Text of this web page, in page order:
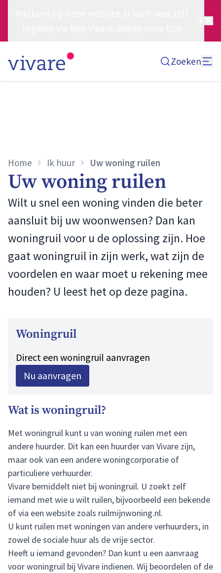
Zoeken
Home Ik huur Uw woning ruilen
Uw woning ruilen
Wilt u snel een woning vinden die beter
aansluit bij uw woonwensen? Dan kan
woningruil voor u de oplossing zijn. Hoe
gaat woningruil in zijn werk, wat zijn de
voordelen en waar moet u rekening mee
houden? U leest het op deze pagina.
Woningruil
Direct een woningruil aanvragen
Nu aanvragen
Wat is woningruil?
Met woningruil kunt u van woning ruilen met een
andere huurder. Dit kan een huurder van Vivare zijn,
maar ook van een andere woningcorporatie of
particuliere verhuurder.
Vivare bemiddelt niet bij woningruil. U zoekt zelf
iemand met wie u wilt ruilen, bijvoorbeeld een bekende
of via een website zoals ruilmijnwoning.nl.
U kunt ruilen met woningen van andere verhuurders, in
zowel de sociale huur als de vrije sector.
Heeft u iemand gevonden? Dan kunt u een aanvraag
voor woningruil bij Vivare indienen. Wij beoordelen of de